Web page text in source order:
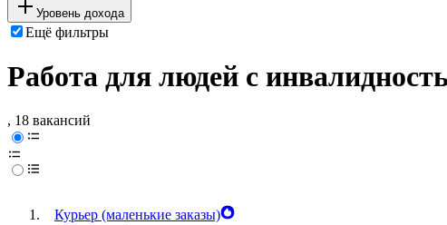
Уровень дохода
Ещё фильтры
Работа для людей с
, 18 вакансий
Курьер (маленькие заказы)